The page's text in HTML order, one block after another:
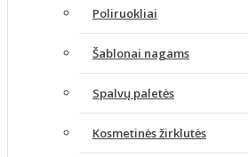
Poliruokliai
Šablonai nagams
Spalvų paletės
Kosmetinės žirklutės